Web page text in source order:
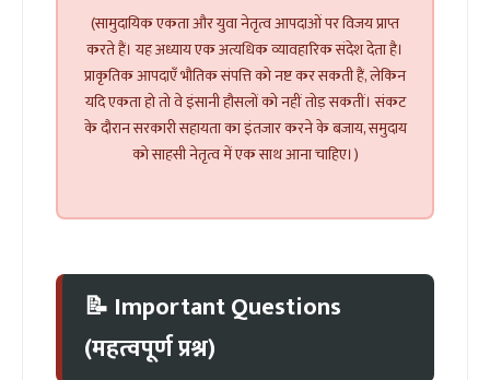
(सामुदायिक एकता और युवा नेतृत्व आपदाओं पर विजय प्राप्त
करते हैं। यह अध्याय एक अत्यधिक व्यावहारिक संदेश देता है।
प्राकृतिक आपदाएँ भौतिक संपत्ति को नष्ट कर सकती हैं, लेकिन
यदि एकता हो तो वे इंसानी हौसलों को नहीं तोड़ सकतीं। संकट
के दौरान सरकारी सहायता का इंतजार करने के बजाय, समुदाय
को साहसी नेतृत्व में एक साथ आना चाहिए।)
📝 Important Questions
(महत्वपूर्ण प्रश्न)